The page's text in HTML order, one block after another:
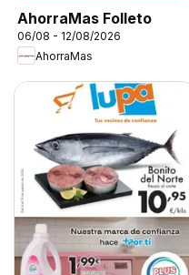
AhorraMas Folleto
06/08 - 12/08/2026
AhorraMas